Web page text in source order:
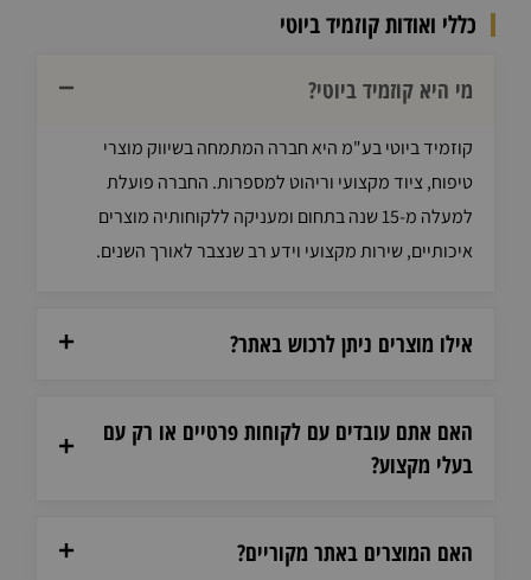
כללי ואודות קוזמיד ביוטי
מי היא קוזמיד ביוטי?
קוזמיד ביוטי בע"מ היא חברה המתמחה בשיווק מוצרי
טיפוח, ציוד מקצועי וריהוט למספרות. החברה פועלת
למעלה מ-15 שנה בתחום ומעניקה ללקוחותיה מוצרים
איכותיים, שירות מקצועי וידע רב שנצבר לאורך השנים.
אילו מוצרים ניתן לרכוש באתר?
האם אתם עובדים עם לקוחות פרטיים או רק עם
בעלי מקצוע?
האם המוצרים באתר מקוריים?